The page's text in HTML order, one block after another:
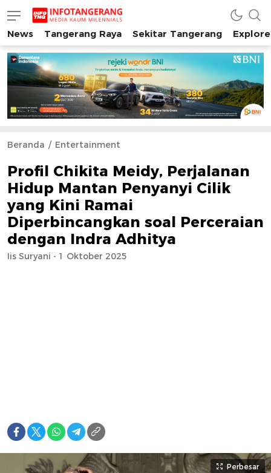
INFO TANGERANG
Media Kaum Millenials Tangerang Raya
News Tangerang Raya Sekitar Tangerang
Beranda Entertainment
Profil Chikita Meidy, Perjalanan
Hidup Mantan Penyanyi Cilik
yang Kini Ramai
Diperbincangkan soal Perceraian
dengan Indra Adhitya
Iis Suryani - 1 Oktober 2025
Perbesar